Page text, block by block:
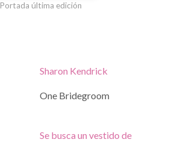
Sharon Kendrick
One Bridegroom
Se busca un vestido de
Portada última edición